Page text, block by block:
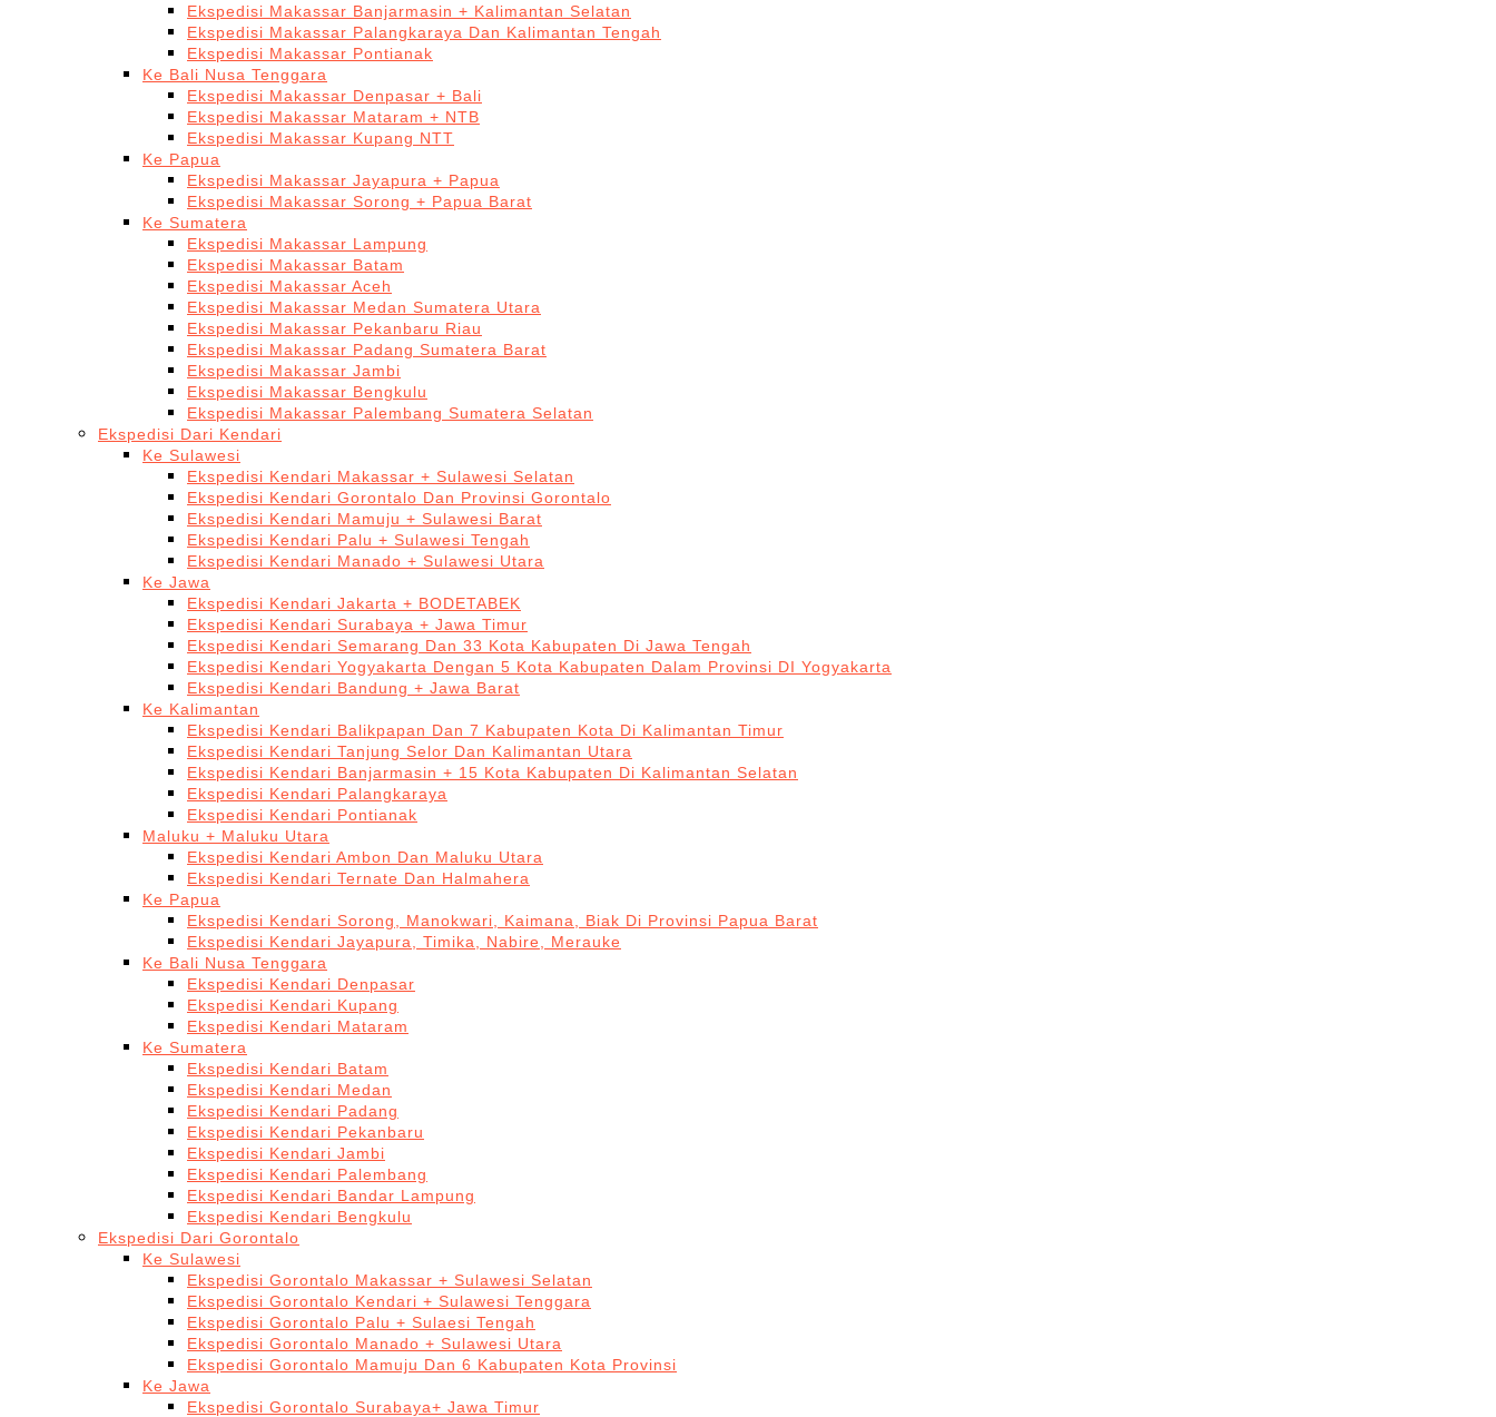
Ekspedisi Makassar Banjarmasin + Kalimantan Selatan
Ekspedisi Makassar Palangkaraya Dan Kalimantan Tengah
Ekspedisi Makassar Pontianak
Ke Bali Nusa Tenggara
Ekspedisi Makassar Denpasar + Bali
Ekspedisi Makassar Mataram + NTB
Ekspedisi Makassar Kupang NTT
Ke Papua
Ekspedisi Makassar Jayapura + Papua
Ekspedisi Makassar Sorong + Papua Barat
Ke Sumatera
Ekspedisi Makassar Lampung
Ekspedisi Makassar Batam
Ekspedisi Makassar Aceh
Ekspedisi Makassar Medan Sumatera Utara
Ekspedisi Makassar Pekanbaru Riau
Ekspedisi Makassar Padang Sumatera Barat
Ekspedisi Makassar Jambi
Ekspedisi Makassar Bengkulu
Ekspedisi Makassar Palembang Sumatera Selatan
Ekspedisi Dari Kendari
Ke Sulawesi
Ekspedisi Kendari Makassar + Sulawesi Selatan
Ekspedisi Kendari Gorontalo Dan Provinsi Gorontalo
Ekspedisi Kendari Mamuju + Sulawesi Barat
Ekspedisi Kendari Palu + Sulawesi Tengah
Ekspedisi Kendari Manado + Sulawesi Utara
Ke Jawa
Ekspedisi Kendari Jakarta + BODETABEK
Ekspedisi Kendari Surabaya + Jawa Timur
Ekspedisi Kendari Semarang Dan 33 Kota Kabupaten Di Jawa Tengah
Ekspedisi Kendari Yogyakarta Dengan 5 Kota Kabupaten Dalam Provinsi DI Yogyakarta
Ekspedisi Kendari Bandung + Jawa Barat
Ke Kalimantan
Ekspedisi Kendari Balikpapan Dan 7 Kabupaten Kota Di Kalimantan Timur
Ekspedisi Kendari Tanjung Selor Dan Kalimantan Utara
Ekspedisi Kendari Banjarmasin + 15 Kota Kabupaten Di Kalimantan Selatan
Ekspedisi Kendari Palangkaraya
Ekspedisi Kendari Pontianak
Maluku + Maluku Utara
Ekspedisi Kendari Ambon Dan Maluku Utara
Ekspedisi Kendari Ternate Dan Halmahera
Ke Papua
Ekspedisi Kendari Sorong, Manokwari, Kaimana, Biak Di Provinsi Papua Barat
Ekspedisi Kendari Jayapura, Timika, Nabire, Merauke
Ke Bali Nusa Tenggara
Ekspedisi Kendari Denpasar
Ekspedisi Kendari Kupang
Ekspedisi Kendari Mataram
Ke Sumatera
Ekspedisi Kendari Batam
Ekspedisi Kendari Medan
Ekspedisi Kendari Padang
Ekspedisi Kendari Pekanbaru
Ekspedisi Kendari Jambi
Ekspedisi Kendari Palembang
Ekspedisi Kendari Bandar Lampung
Ekspedisi Kendari Bengkulu
Ekspedisi Dari Gorontalo
Ke Sulawesi
Ekspedisi Gorontalo Makassar + Sulawesi Selatan
Ekspedisi Gorontalo Kendari + Sulawesi Tenggara
Ekspedisi Gorontalo Palu + Sulaesi Tengah
Ekspedisi Gorontalo Manado + Sulawesi Utara
Ekspedisi Gorontalo Mamuju Dan 6 Kabupaten Kota Provinsi
Ke Jawa
Ekspedisi Gorontalo Surabaya+ Jawa Timur